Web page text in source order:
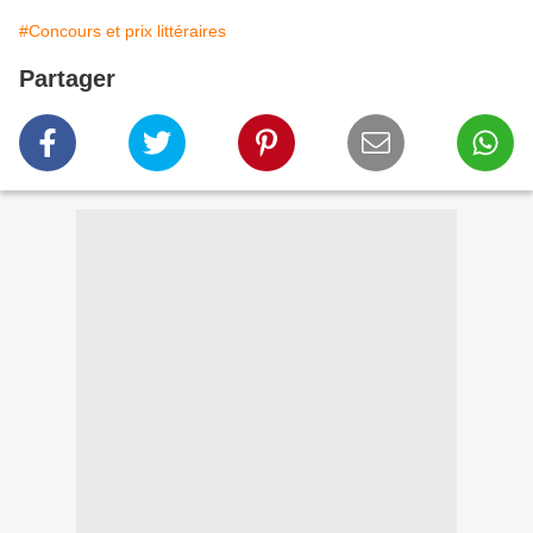
#Concours et prix littéraires
Partager